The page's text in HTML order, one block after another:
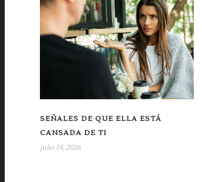
SEÑALES DE QUE ELLA ESTÁ
CANSADA DE TI
julio 14, 2026